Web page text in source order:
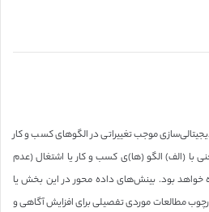
موجب تغییراتی در الگوهای کسب و کار
با (الف) الگو (ها)ی کسب و کار یا اشتغال (عدم
خواهد بود. بینش‌های داده محور در این بخش یا
مطالعات موردی تفصیلی برای افزایش آگاهی و